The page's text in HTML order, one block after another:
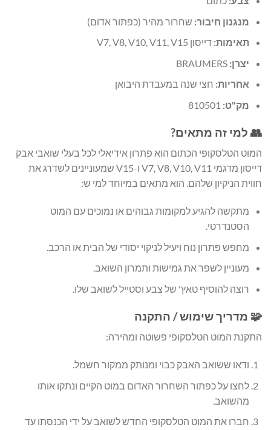
מנגנון חיבור: שחרור מהיר (כפתור אדום)
תאימות: דייסון V7, V8, V10, V11, V15
יצרן:
אחריות: חצי שנה במעבדת היבואן
מק"ט:
👥 למי זה מתאים?
המוט הטלסקופי הכתום הוא פתרון אידיאלי לכל בעלי שואבי אבק
דייסון מדגמי V7, V8, V10, V11 ו-V15 שמעוניינים לשדרג את
חווית הניקיון שלהם. הוא מתאים במיוחד למי ש:
מתקשה להגיע למקומות גבוהים או נמוכים עם המוט
הסטנדרטי.
מחפש פתרון נוח ויעיל לניקוי יסודי של הבית או הרכב.
מעוניין לשפר את גמישות ותמרון השואב.
רוצה להוסיף טאץ' של צבע וסטייל לשואב שלו.
🧩 מדריך שימוש / התקנה
התקנת המוט הטלסקופי פשוטה ומהירה:
ודאו ששואב האבק כבוי ומנותק ממקור חשמל.
לחצו על כפתור השחרור האדום במוט הקיים ונתקו אותו
מהשואב.
חברו את המוט הטלסקופי החדש לשואב על ידי הכנסתו עד